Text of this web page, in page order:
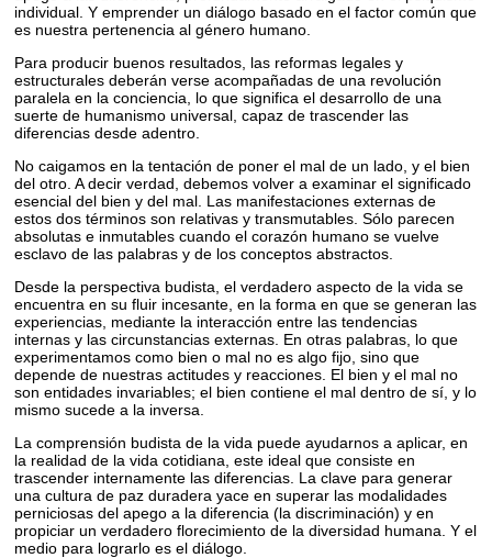
individual. Y emprender un diálogo basado en el factor común que
es nuestra pertenencia al género humano.
Para producir buenos resultados, las reformas legales y
estructurales deberán verse acompañadas de una revolución
paralela en la conciencia, lo que significa el desarrollo de una
suerte de humanismo universal, capaz de trascender las
diferencias desde adentro.
No caigamos en la tentación de poner el mal de un lado, y el bien
del otro. A decir verdad, debemos volver a examinar el significado
esencial del bien y del mal. Las manifestaciones externas de
estos dos términos son relativas y transmutables. Sólo parecen
absolutas e inmutables cuando el corazón humano se vuelve
esclavo de las palabras y de los conceptos abstractos.
Desde la perspectiva budista, el verdadero aspecto de la vida se
encuentra en su fluir incesante, en la forma en que se generan las
experiencias, mediante la interacción entre las tendencias
internas y las circunstancias externas. En otras palabras, lo que
experimentamos como bien o mal no es algo fijo, sino que
depende de nuestras actitudes y reacciones. El bien y el mal no
son entidades invariables; el bien contiene el mal dentro de sí, y lo
mismo sucede a la inversa.
La comprensión budista de la vida puede ayudarnos a aplicar, en
la realidad de la vida cotidiana, este ideal que consiste en
trascender internamente las diferencias. La clave para generar
una cultura de paz duradera yace en superar las modalidades
perniciosas del apego a la diferencia (la discriminación) y en
propiciar un verdadero florecimiento de la diversidad humana. Y el
medio para lograrlo es el diálogo.